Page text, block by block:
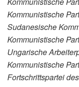
Kommunistische
Sudanesische
Kommunistische
Ungarische
Kommunistische
Fortschrittspartei